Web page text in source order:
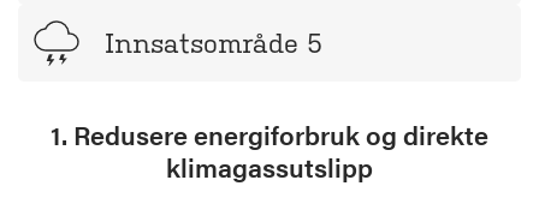
Innsatsområde 5
1. Redusere energiforbruk og direkte
klimagassutslipp